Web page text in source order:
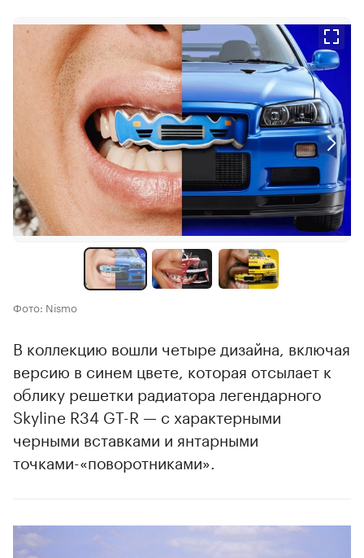
Фото: Nismo
В коллекцию вошли четыре дизайна, включая
версию в синем цвете, которая отсылает к
облику решетки радиатора легендарного
Skyline R34 GT-R — с характерными
черными вставками и янтарными
точками-«поворотниками».